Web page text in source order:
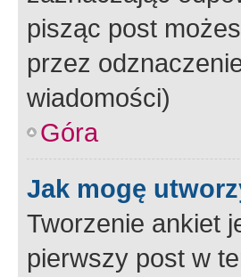
pisząc post
przez
wiadomości)
Góra
Jak mogę
Tworzenie ankiet
pierwszy post w